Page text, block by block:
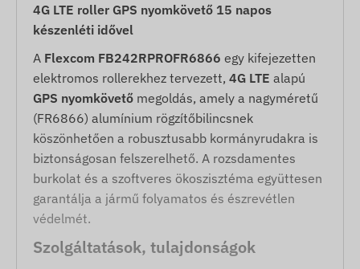
4G LTE roller GPS nyomkövető 15 napos
készenléti idővel
A Flexcom FB242RPROFR6866 egy kifejezetten
elektromos rollerekhez tervezett, 4G LTE alapú
GPS nyomkövető megoldás, amely a nagyméretű
(FR6866) alumínium rögzítőbilincsnek
köszönhetően a robusztusabb kormányrudakra is
biztonságosan felszerelhető. A rozsdamentes
burkolat és a szoftveres ökoszisztéma együttesen
garantálja a jármű folyamatos és észrevétlen
védelmét.
Szolgáltatások, tulajdonságok